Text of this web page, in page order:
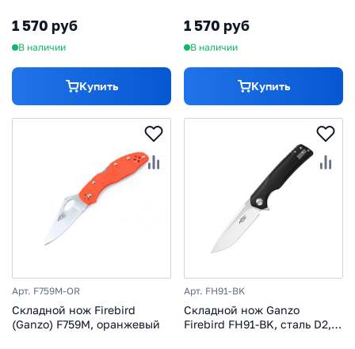
1 570 руб
В наличии
Купить
1 570 руб
В наличии
Купить
Арт. F759M-OR
Складной нож Firebird
(Ganzo) F759M, оранжевый
Арт. FH91-BK
Складной нож Ganzo
Firebird FH91-BK, сталь D2,